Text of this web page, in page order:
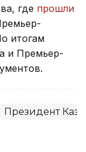
где прошли
итогам
и Премьер-
Президент